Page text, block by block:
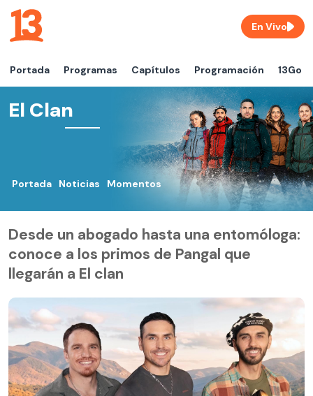
Portada Programas Capítulos Programación 13Go
En Vivo
El Clan
Portada Noticias Momentos
Desde un abogado hasta una entomóloga:
conoce a los primos de Pangal que
llegarán a El clan